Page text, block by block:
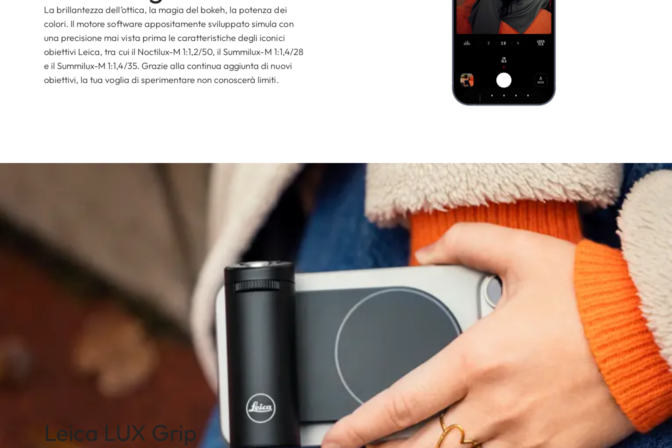
La brillantezza dell’ottica, la magia del bokeh, la potenza dei
colori. Il motore software appositamente sviluppato simula con
una precisione mai vista prima le caratteristiche degli iconici
obiettivi Leica, tra cui il Noctilux-M 1:1,2/50, il Summilux-M 1:1,4/28
e il Summilux-M 1:1,4/35. Grazie alla continua aggiunta di nuovi
obiettivi, la tua voglia di sperimentare non conoscerà limiti.
Leica LUX Grip